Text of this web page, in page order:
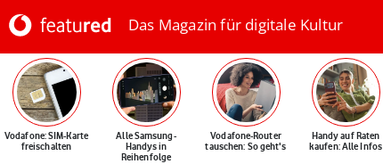
Das Magazin für digitale Kultur
Vodafone: SIM-Karte
freischalten
Alle Samsung-
Handys in
Reihenfolge
Vodafone-Router
tauschen: So geht's
Handy auf Raten
kaufen: Alle Infos